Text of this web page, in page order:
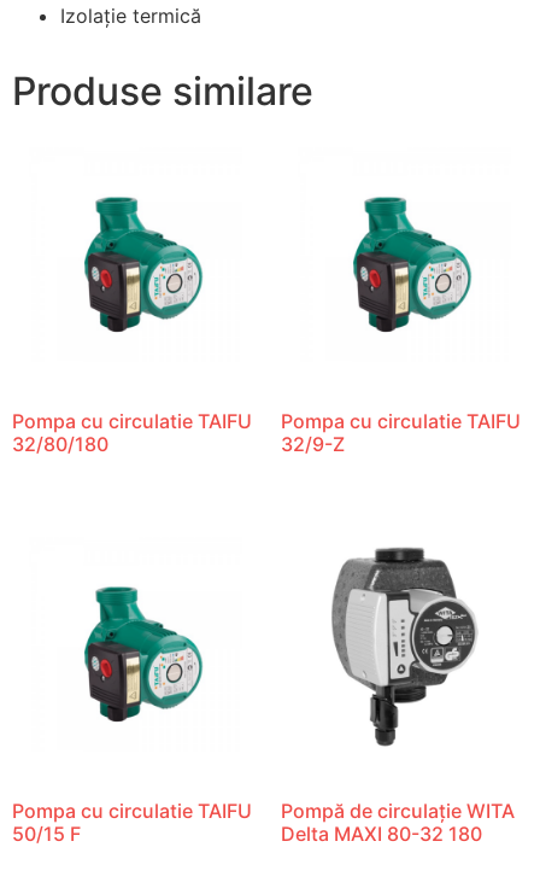
Izolaţie termică
Produse similare
Pompa cu circulatie TAIFU
32/80/180
Pompa cu circulatie TAIFU
32/9-Z
Pompa cu circulatie TAIFU
50/15 F
Pompă de circulație WITA
Delta MAXI 80-32 180